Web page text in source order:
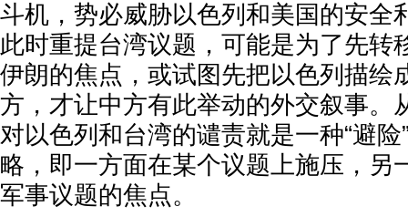
斗机，势必威胁以色列和美国的安全
此时重提台湾议题，可能是为了先转
伊朗的焦点，或试图先把以色列描绘
方，才让中方有此举动的外交叙事。
对以色列和台湾的谴责就是一种“避
略，即一方面在某个议题上施压，另
军事议题的焦点。